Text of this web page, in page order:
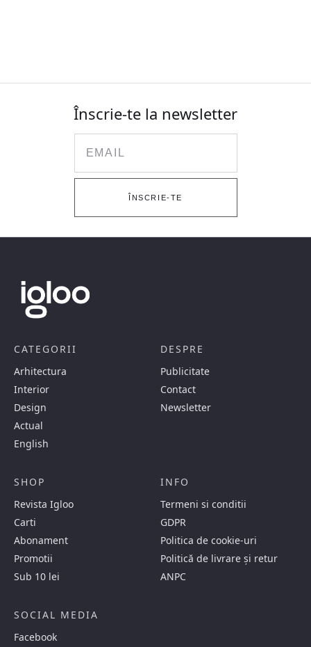
Înscrie-te la newsletter
ÎNSCRIE-TE
CATEGORII
Arhitectura
Interior
Design
Actual
English
DESPRE
Publicitate
Contact
Newsletter
SHOP
Revista Igloo
Carti
Abonament
Promotii
Sub 10 lei
INFO
Termeni si conditii
GDPR
Politica de cookie-uri
Politică de livrare și retur
ANPC
SOCIAL MEDIA
Facebook